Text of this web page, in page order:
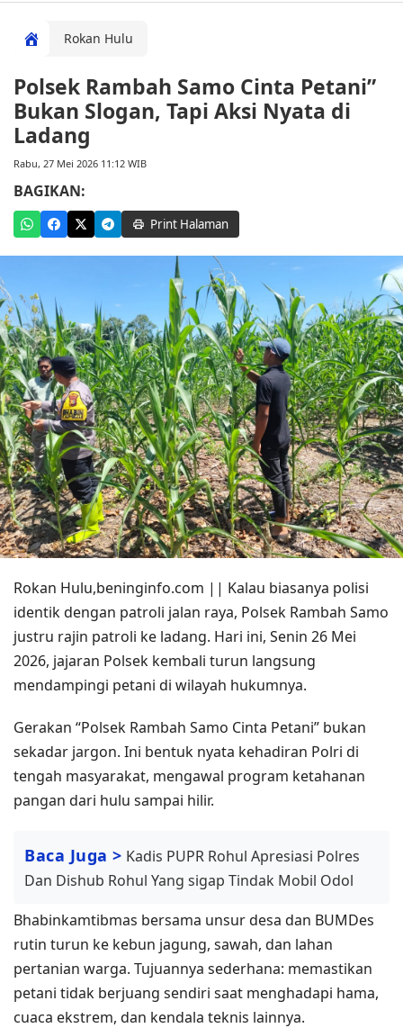
Rokan Hulu
Polsek Rambah Samo Cinta Petani”
Bukan Slogan, Tapi Aksi Nyata di
Ladang
Rabu, 27 Mei 2026 11:12 WIB
BAGIKAN:
Print Halaman
Rokan Hulu,beninginfo.com || Kalau biasanya polisi
identik dengan patroli jalan raya, Polsek Rambah Samo
justru rajin patroli ke ladang. Hari ini, Senin 26 Mei
2026, jajaran Polsek kembali turun langsung
mendampingi petani di wilayah hukumnya.
Gerakan “Polsek Rambah Samo Cinta Petani” bukan
sekadar jargon. Ini bentuk nyata kehadiran Polri di
tengah masyarakat, mengawal program ketahanan
pangan dari hulu sampai hilir.
Baca Juga > Kadis PUPR Rohul Apresiasi Polres
Dan Dishub Rohul Yang sigap Tindak Mobil Odol
Bhabinkamtibmas bersama unsur desa dan BUMDes
rutin turun ke kebun jagung, sawah, dan lahan
pertanian warga. Tujuannya sederhana: memastikan
petani tidak berjuang sendiri saat menghadapi hama,
cuaca ekstrem, dan kendala teknis lainnya.